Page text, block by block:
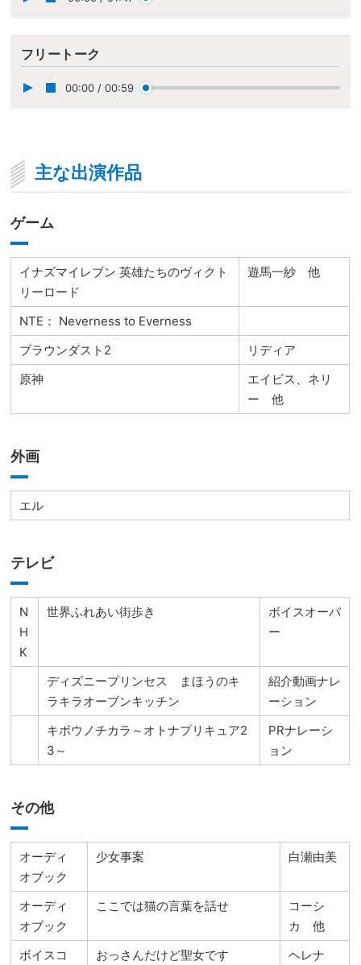
フリートーク
00:00 / 00:59
主な出演作品
ゲーム
イナズマイレブン 英雄たちのヴィクト
リーロード
遊馬一紗 他
NTE： Neverness to Everness
ブラウンダスト2
リディア
原神
エイビス、ネリ
ー 他
外画
エル
テレビ
N
H
K
世界ふれあい街歩き
ボイスオーバ
ー
ディズニープリンセス まほうのキ
ラキラオーブンキッチン
紹介動画ナレ
ーション
キボウノチカラ～オトナプリキュア2
3～
PRナレーシ
ョン
その他
オーディ
オブック
少女事案 白瀬由美
オーディ
オブック
ここでは猫の言葉を話せ
コーシ
カ 他
ボイスコ
おっさんだけど聖女です
ヘレナ